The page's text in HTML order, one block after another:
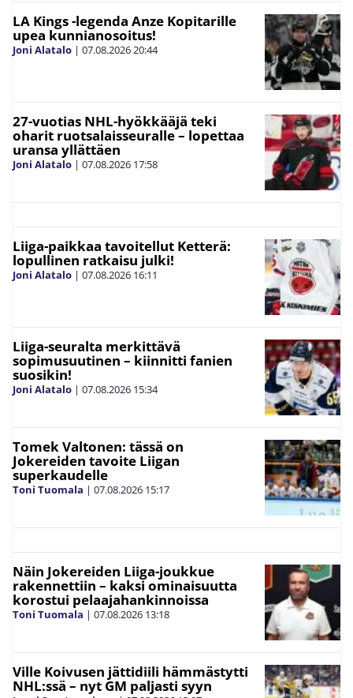
LA Kings -legenda Anze Kopitarille
upea kunnianosoitus!
Joni Alatalo | 07.08.202620:44
27-vuotias NHL-hyökkääjä teki
oharit ruotsalaisseuralle – lopettaa
uransa yllättäen
Joni Alatalo | 07.08.2026 17:58
Liiga-paikkaa tavoitellut Ketterä:
lopullinen ratkaisu julki!
Joni Alatalo | 07.08.2026 16:11
Liiga-seuralta merkittävä
sopimusuutinen – kiinnitti fanien
suosikin!
Joni Alatalo | 07.08.2026 15:34
Tomek Valtonen: tässä on
Jokereiden tavoite Liigan
superkaudelle
Toni Tuomala | 07.08.2026 15:17
Näin Jokereiden Liiga-joukkue
rakennettiin – kaksi ominaisuutta
korostui pelaajahankinnoissa
Toni Tuomala | 07.08.2026 13:18
Ville Koivusen jättidiili hämmästytti
NHL:ssä – nyt GM paljasti syyn